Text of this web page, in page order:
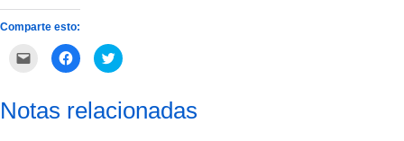
Comparte esto:
correo
electrónico
Haz
clic
Facebook
(Se
Haz
clic
en
Twitter
(Se
Notas relacionadas